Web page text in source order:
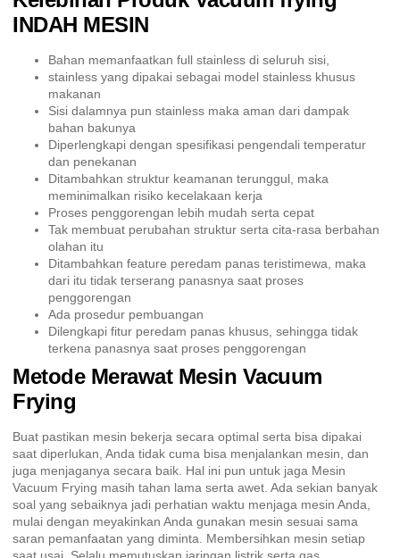
INDAH MESIN
Bahan memanfaatkan full stainless di seluruh sisi,
stainless yang dipakai sebagai model stainless khusus
makanan
Sisi dalamnya pun stainless maka aman dari dampak
bahan bakunya
Diperlengkapi dengan spesifikasi pengendali temperatur
dan penekanan
Ditambahkan struktur keamanan terunggul, maka
meminimalkan risiko kecelakaan kerja
Proses penggorengan lebih mudah serta cepat
Tak membuat perubahan struktur serta cita-rasa berbahan
olahan itu
Ditambahkan feature peredam panas teristimewa, maka
dari itu tidak terserang panasnya saat proses
penggorengan
Ada prosedur pembuangan
Dilengkapi fitur peredam panas khusus, sehingga tidak
terkena panasnya saat proses penggorengan
Metode Merawat Mesin Vacuum
Frying
Buat pastikan mesin bekerja secara optimal serta bisa dipakai
saat diperlukan, Anda tidak cuma bisa menjalankan mesin, dan
juga menjaganya secara baik. Hal ini pun untuk jaga Mesin
Vacuum Frying masih tahan lama serta awet. Ada sekian banyak
soal yang sebaiknya jadi perhatian waktu menjaga mesin Anda,
mulai dengan meyakinkan Anda gunakan mesin sesuai sama
saran pemanfaatan yang diminta. Membersihkan mesin setiap
saat usai. Selalu memutuskan jaringan listrik serta gas